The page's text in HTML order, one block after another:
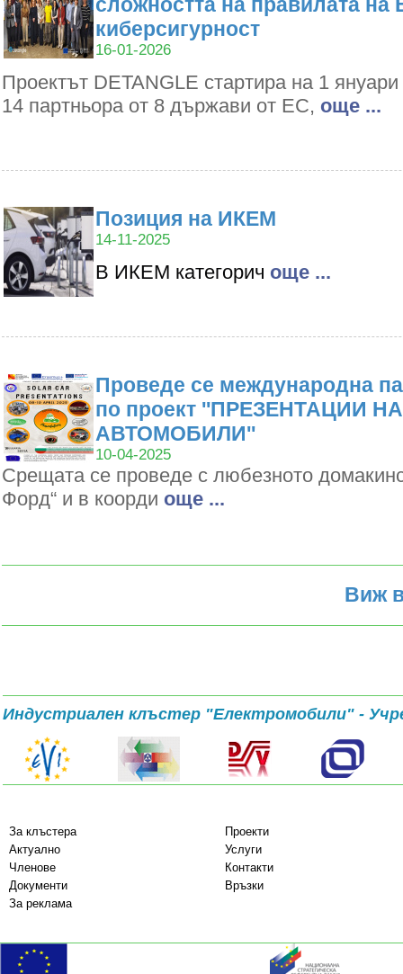
киберсигурност
16-01-2026
Проектът DETANGLE стартира на 1
14 партньора от 8 държави от ЕС, oще ...
Позиция на ИКЕМ
14-11-2025
В ИКЕМ категорич oще ...
Проведе се международна
по проект ''ПРЕЗЕНТАЦИИ
АВТОМОБИЛИ''
10-04-2025
Срещата се проведе с любезното
Форд“ и в коорди oще ...
Виж
Индустриален клъстер "Електромобили" -
За клъстера
Проекти
Актуално
Услуги
Членове
Контакти
Документи
Връзки
За реклама